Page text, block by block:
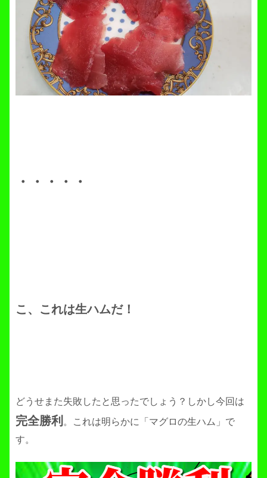
・・・・・
こ、これは生ハムだ！
どうせまた失敗したと思ったでしょう？しかし今回は
完全勝利 。これは明らかに「マグロの生ハム」で
す。